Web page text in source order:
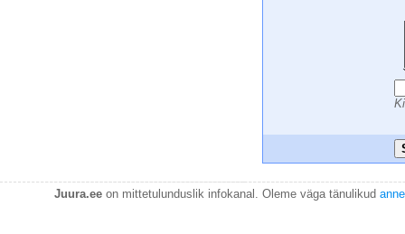
Juura.eeon mittetulunduslik infokanal. Oleme väga tänulikud